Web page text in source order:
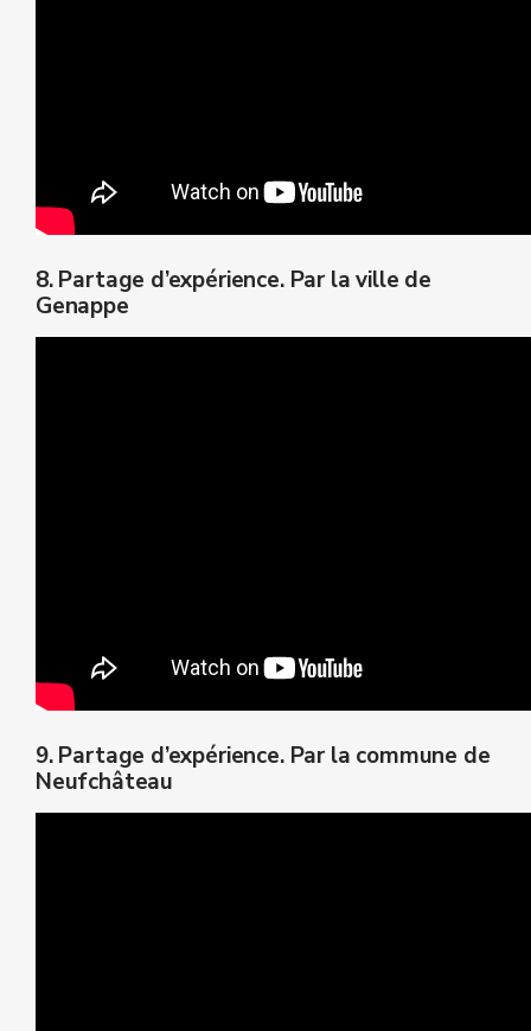
8. Partage d’expérience. Par la ville de
Genappe
9. Partage d’expérience. Par la commune de
Neufchâteau